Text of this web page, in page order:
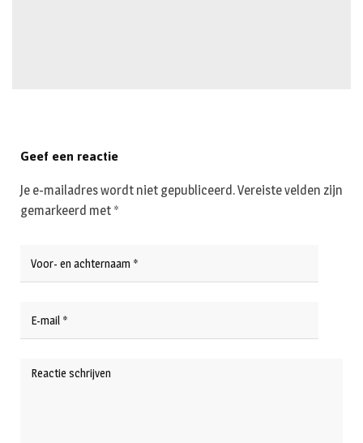
Geef een reactie
Je e-mailadres wordt niet gepubliceerd.Vereiste velden zijn
gemarkeerd met *